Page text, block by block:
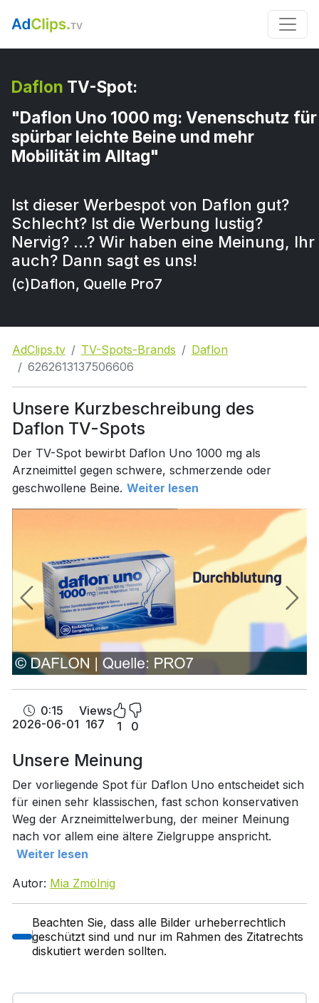
Daflon TV-Spot:
"Daflon Uno 1000 mg: Venenschutz für
spürbar leichte Beine und mehr
Mobilität im Alltag"
Ist dieser Werbespot von Daflon gut?
Schlecht? Ist die Werbung lustig?
Nervig? …? Wir haben eine Meinung, Ihr
auch? Dann sagt es uns!
(c)Daflon, Quelle Pro7
AdClips.tv TV-Spots-Brands
Daflon
6262613137506606
Unsere Kurzbeschreibung des
Daflon TV-Spots
Der TV-Spot bewirbt Daflon Uno 1000 mg als
Arzneimittel gegen schwere, schmerzende oder
geschwollene Beine. Weiter lesen
0:15
2026-06-01
Views
167
1 0
Unsere Meinung
Der vorliegende Spot für Daflon Uno entscheidet sich
für einen sehr klassischen, fast schon konservativen
Weg der Arzneimittelwerbung, der meiner Meinung
nach vor allem eine ältere Zielgruppe anspricht.
Weiter lesen
Autor: Mia Zmölnig
Beachten Sie, dass alle Bilder urheberrechtlich
geschützt sind und nur im Rahmen des Zitatrechts
diskutiert werden sollten.